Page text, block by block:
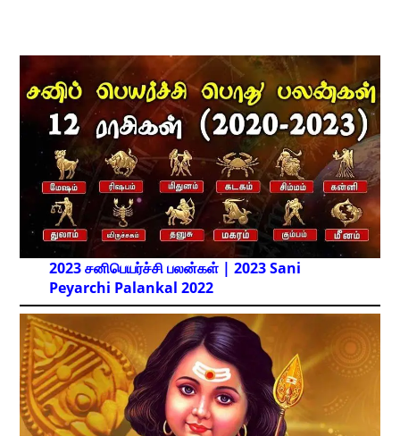
2023 சனிபெயர்ச்சி பலன்கள் | 2023 Sani
Peyarchi Palankal 2022